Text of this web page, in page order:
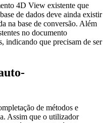
4D View existente que
de dados deve ainda existir
na base de conversão. Além
no documento
indicando que precisam de ser
de métodos e
Assim que o utilizador